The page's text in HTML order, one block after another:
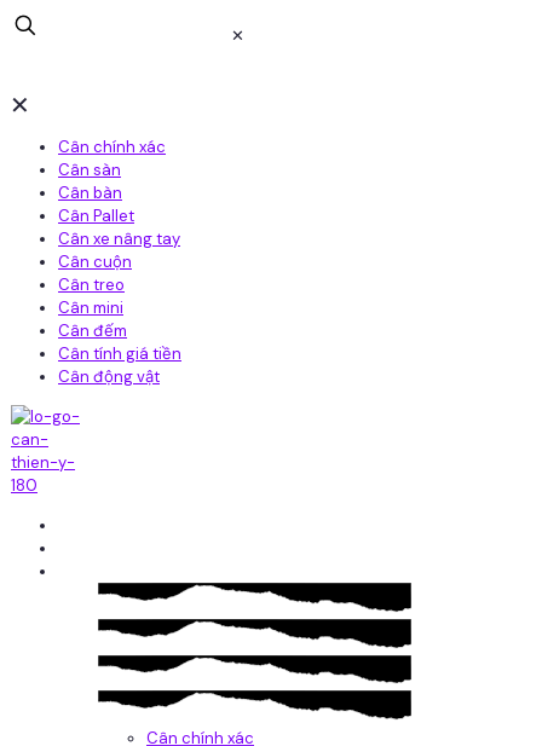
✕
✕
Cân chính xác
Cân sàn
Cân bàn
Cân Pallet
Cân xe nâng tay
Cân cuộn
Cân treo
Cân mini
Cân đếm
Cân tính giá tiền
Cân động vật
Cân chính xác